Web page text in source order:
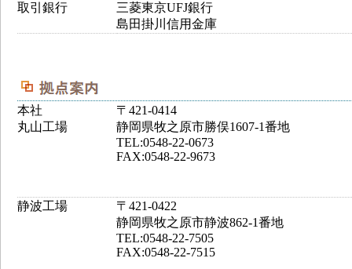
取引銀行
三菱東京UFJ銀行
島田掛川信用金庫
本社
丸山工場
〒421-0414
静岡県牧之原市勝俣1607-1番地
TEL:0548-22-0673
FAX:0548-22-9673
静波工場
〒421-0422
静岡県牧之原市静波862-1番地
TEL:0548-22-7505
FAX:0548-22-7515